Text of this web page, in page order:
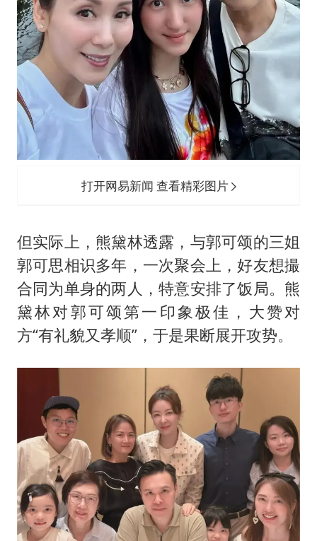
打开网易新闻 查看精彩图片
但实际上，熊黛林透露，与郭可颂的三姐
郭可思相识多年，一次聚会上，好友想撮
合同为单身的两人，特意安排了饭局。熊
黛林对郭可颂第一印象极佳，大赞对
方“有礼貌又孝顺”，于是果断展开攻势。